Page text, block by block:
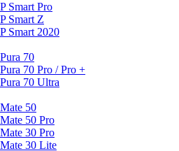
Smart Pro
Smart Z
Smart 2020
70
70 Pro / Pro +
70 Ultra
50
50 Pro
30 Pro
30 Lite